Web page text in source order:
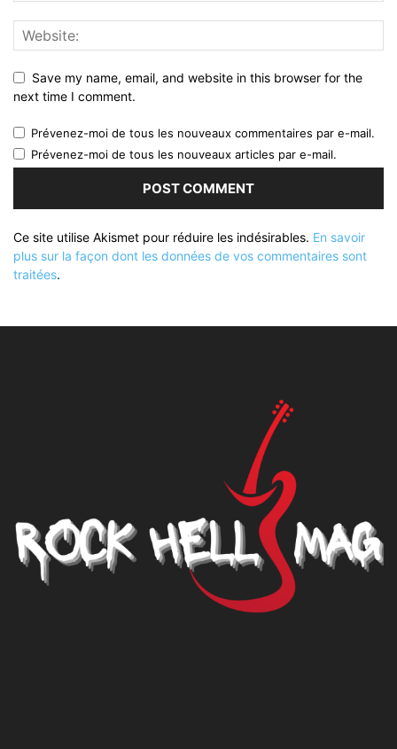
Save my name, email, and website in this browser for the
next time I comment.
Prévenez-moi de tous les nouveaux commentaires par e-mail.
Prévenez-moi de tous les nouveaux articles par e-mail.
Ce site utilise Akismet pour réduire les indésirables. En savoir
plus sur la façon dont les données de vos commentaires sont
traitées.